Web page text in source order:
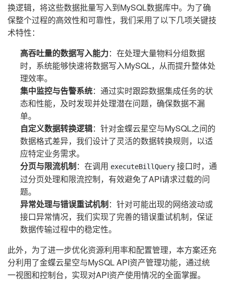
换逻辑，将这些数据批量写入到MySQL数据库中。为了确
保整个过程的高效性和可靠性，我们采用了以下几项关键技
术特性：
高吞吐量的数据写入能力：在处理大量物料分组数据
时，系统能够快速将数据写入MySQL，从而提升整体处
理效率。
集中监控与告警系统：通过实时跟踪数据集成任务的状
态和性能，及时发现并处理潜在问题，确保数据不漏
单。
自定义数据转换逻辑：针对金蝶云星空与MySQL之间的
数据格式差异，我们设计了灵活的数据转换规则，以适
应特定业务需求。
分页与限流机制：在调用 executeBillQuery 接口时，通
过分页处理和限流控制，有效避免了API请求过载的问
题。
异常处理与错误重试机制：针对可能出现的网络波动或
接口异常情况，我们实现了完善的错误重试机制，保证
数据传输过程中的稳定性。
此外，为了进一步优化资源利用率和配置管理，本方案还充
分利用了金蝶云星空与MySQL API资产管理功能，通过统
一视图和控制台，实现对API资产使用情况的全面掌握。